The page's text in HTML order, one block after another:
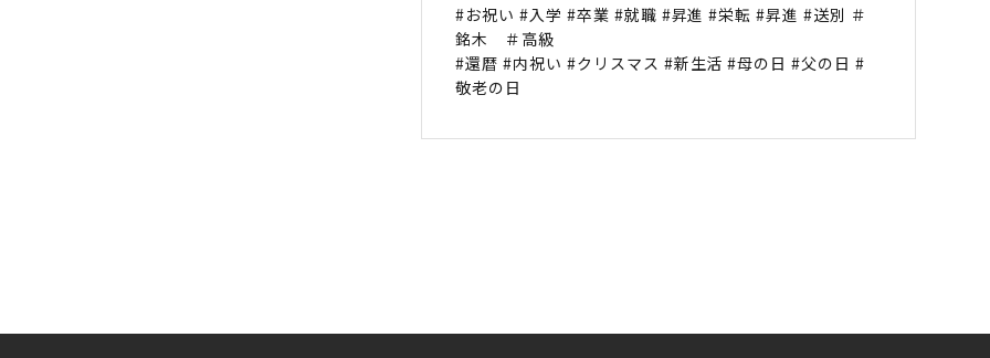
#お祝い #入学 #卒業 #就職 #昇進 #栄転 #昇進 #送別 ＃
銘木 ＃高級
#還暦 #内祝い #クリスマス #新生活 #母の日 #父の日 #
敬老の日